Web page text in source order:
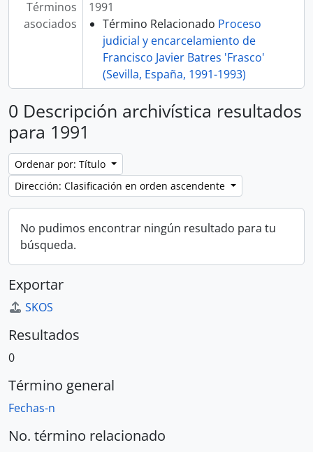
Términos
asociados
1991
Término Relacionado Proceso
judicial y encarcelamiento de
Francisco Javier Batres 'Frasco'
(Sevilla, España, 1991-1993)
0 Descripción archivística resultados
para 1991
Ordenar por: Título
Dirección: Clasificación en orden ascendente
No pudimos encontrar ningún resultado para tu
búsqueda.
Exportar
SKOS
Resultados
0
Término general
Fechas-n
No. término relacionado